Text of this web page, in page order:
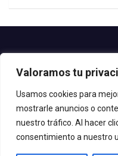
Valoramos tu
Usamos cookies para
mostrarle anuncios o
nuestro tráfico. Al hacer
consentimiento a nuestro
Teléfono: 952.80.24.44
© 2020 Delegación de